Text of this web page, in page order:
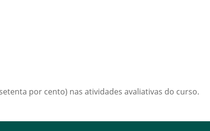
por cento) nas atividades avaliativas do curso.